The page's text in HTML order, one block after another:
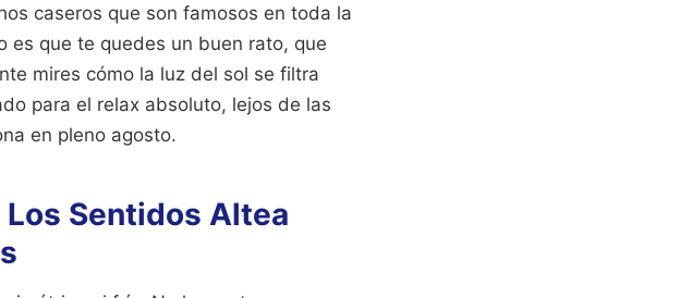
caseros que son famosos en toda la
es que te quedes un buen rato, que
mires cómo la luz del sol se filtra
para el relax absoluto, lejos de las
en pleno agosto.
Sentidos Altea